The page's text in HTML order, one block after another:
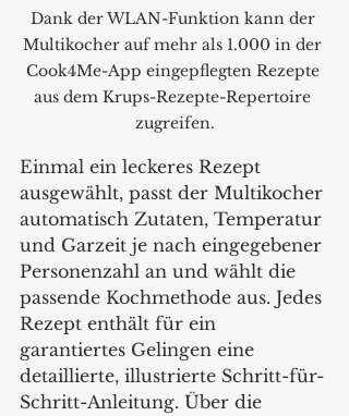
Dank der WLAN-Funktion kann der
Multikocher auf mehr als 1.000 in der
Cook4Me-App eingepflegten Rezepte
aus dem Krups-Rezepte-Repertoire
zugreifen.
Einmal ein leckeres Rezept
ausgewählt, passt der Multikocher
automatisch Zutaten, Temperatur
und Garzeit je nach eingegebener
Personenzahl an und wählt die
passende Kochmethode aus. Jedes
Rezept enthält für ein
garantiertes Gelingen eine
detaillierte, illustrierte Schritt-für-
Schritt-Anleitung. Über die